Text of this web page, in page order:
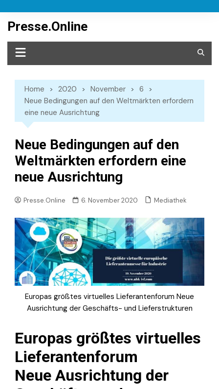
content
Presse.Online
Home 2020 November
6
Neue Bedingungen auf den Weltmärkten erfordern
eine neue Ausrichtung
Neue Bedingungen auf den
Weltmärkten erfordern eine
neue Ausrichtung
Presse.Online 6. November 2020 Mediathek
Europas größtes virtuelles Lieferantenforum Neue
Ausrichtung der Geschäfts- und Lieferstrukturen
Europas größtes virtuelles
Lieferantenforum
Neue Ausrichtung der